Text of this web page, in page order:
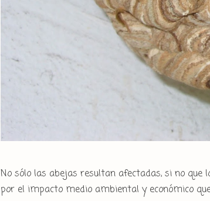
No sólo las abejas resultan afectadas, si no que
por el impacto medio ambiental y económico